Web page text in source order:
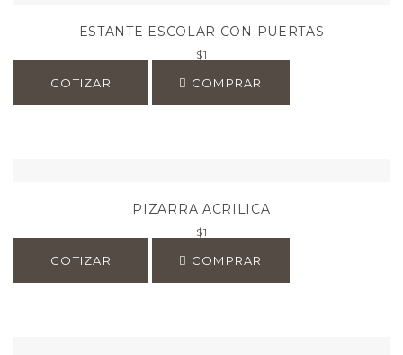
ESTANTE ESCOLAR CON PUERTAS
$1
COTIZAR COMPRAR
PIZARRA ACRILICA
$1
COTIZAR COMPRAR